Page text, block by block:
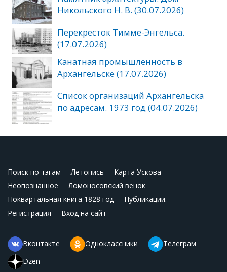
Никольского Н. В. (30.07.2026)
Перекресток Тимме-Энгельса.
(17.07.2026)
Канатная промышленность в
Архангельске (17.07.2026)
Список организаций Архангельска
по адресам. 1973 год (04.07.2026)
Поиск по тэгам Летопись
Карта Ускова
Неопознанное
Ломоносовский венок
Поквартальная книга 1828 год
Публикации.
Регистрация
Вход на сайт
Вконтакте Одноклассники
Телеграм
Dzen